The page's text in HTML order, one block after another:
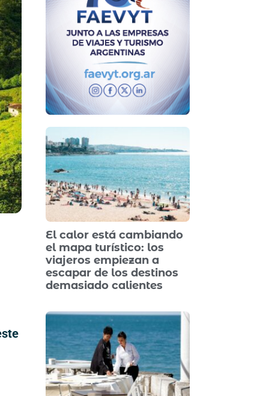
El calor está cambiando
el mapa turístico: los
viajeros empiezan a
escapar de los destinos
demasiado calientes